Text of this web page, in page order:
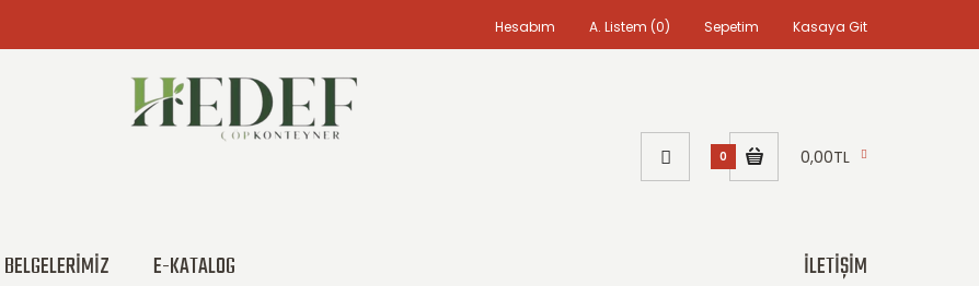
Hesabım A. Listem (0) Sepetim Kasaya Git
0 0,00TL
BELGELERİMİZ E-KATALOG İLETİŞİM